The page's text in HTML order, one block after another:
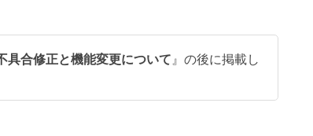
具合修正と機能変更について』の後に掲載し